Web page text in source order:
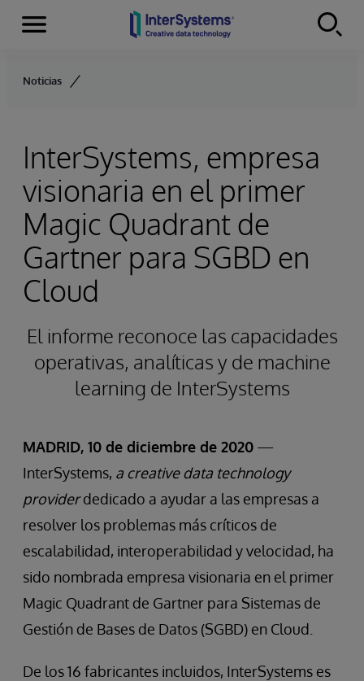
Skip to content
Secciones
Noticias
InterSystems, empresa
visionaria en el primer
Magic Quadrant de
Gartner para SGBD en
Cloud
El informe reconoce las capacidades
operativas, analíticas y de machine
learning de InterSystems
MADRID, 10 de diciembre de 2020 —
InterSystems, a creative data technology
providerdedicado a ayudar a las empresas a
resolver los problemas más críticos de
escalabilidad, interoperabilidad y velocidad, ha
sido nombrada empresa visionaria en el primer
Magic Quadrant de Gartner para Sistemas de
Gestión de Bases de Datos (SGBD) en Cloud.
De los 16 fabricantes incluidos, InterSystems es